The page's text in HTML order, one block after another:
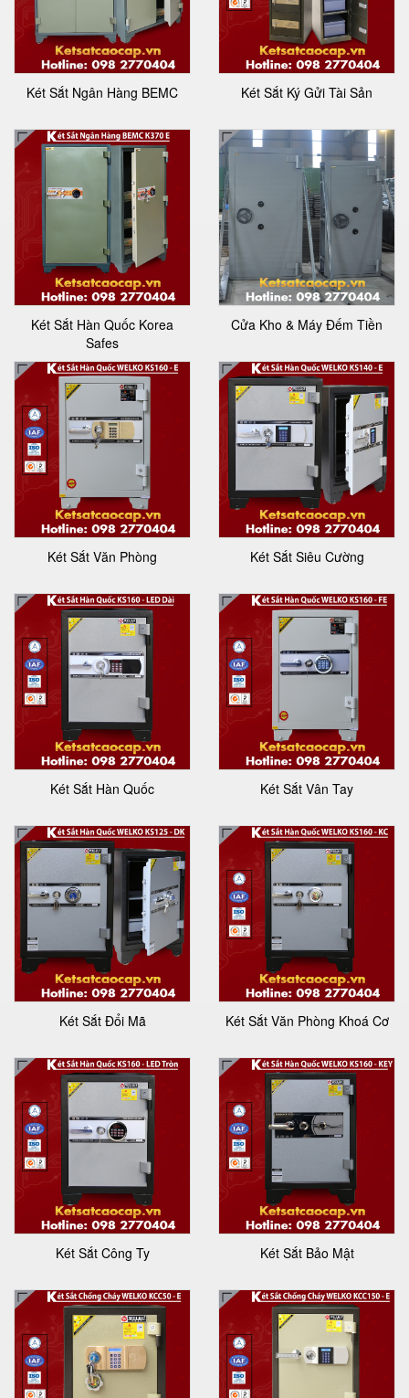
Két Sắt Ngân Hàng BEMC Két Sắt Ký Gửi Tài Sản
Két Sắt Hàn Quốc Korea
Safes
Cửa Kho & Máy Đếm Tiền
Két Sắt Văn Phòng Két Sắt Siêu Cường
Két Sắt Hàn Quốc Két Sắt Vân Tay
Két Sắt Đổi Mã Két Sắt Văn Phòng Khoá Cơ
Két Sắt Công Ty Két Sắt Bảo Mật